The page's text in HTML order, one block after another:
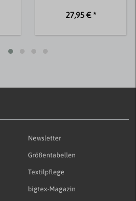
27,95 € *
Newsletter
Größentabellen
Textilpflege
bigtex-Magazin